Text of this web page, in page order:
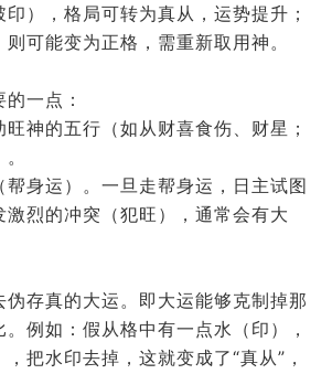
印），格局可转为真从，运势提升；
可能变为正格，需重新取用神。
一点：
神的五行（如从财喜食伤、财星；
身运）。一旦走帮身运，日主试图
激烈的冲突（犯旺），通常会有大
存真的大运。即大运能够克制掉那
例如：假从格中有一点水（印），
把水印去掉，这就变成了“真从”，